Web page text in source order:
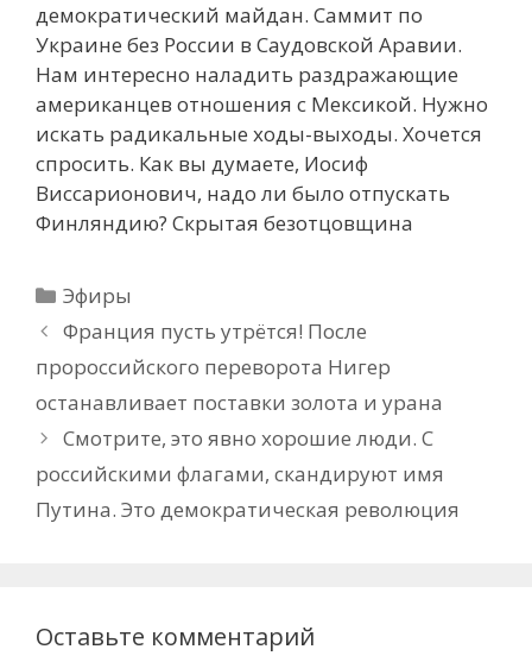
демократический майдан. Саммит по
Украине без России в Саудовской Аравии.
Нам интересно наладить раздражающие
американцев отношения с Мексикой. Нужно
искать радикальные ходы-выходы. Хочется
спросить. Как вы думаете, Иосиф
Виссарионович, надо ли было отпускать
Финляндию? Скрытая безотцовщина
Рубрики
Эфиры
Франция пусть утрётся! После
пророссийского переворота Нигер
останавливает поставки золота и урана
Смотрите, это явно хорошие люди. С
российскими флагами, скандируют имя
Путина. Это демократическая революция
Оставьте комментарий